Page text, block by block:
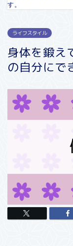
す。
ライフスタイル
身体を鍛え
の自分にで